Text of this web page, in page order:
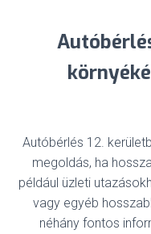
Autóbérlés 12.
megoldás, ha
például üzleti
vagy egyéb
néhány fontos